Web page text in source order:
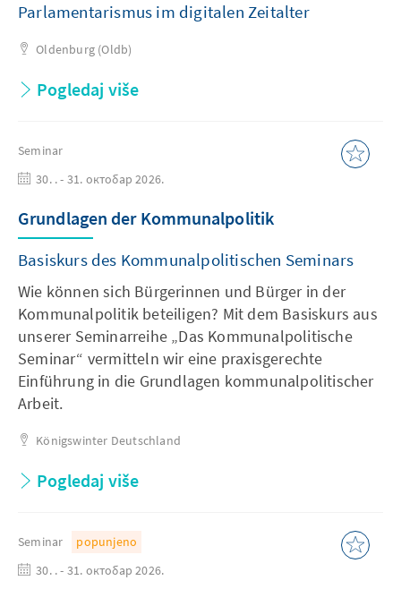
Parlamentarismus im digitalen Zeitalter
Oldenburg (Oldb)
Pogledaj više
Seminar
30. . - 31. октобар 2026.
Grundlagen der Kommunalpolitik
Basiskurs des Kommunalpolitischen Seminars
Wie können sich Bürgerinnen und Bürger in der
Kommunalpolitik beteiligen? Mit dem Basiskurs aus
unserer Seminarreihe „Das Kommunalpolitische
Seminar“ vermitteln wir eine praxisgerechte
Einführung in die Grundlagen kommunalpolitischer
Arbeit.
Königswinter Deutschland
Pogledaj više
Seminar
popunjeno
30. . - 31. октобар 2026.